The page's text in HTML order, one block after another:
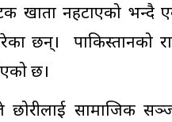
खाता नहटाएको भन्दै
छन्। पाकिस्तानको
छ।
छोरीलाई सामाजिक